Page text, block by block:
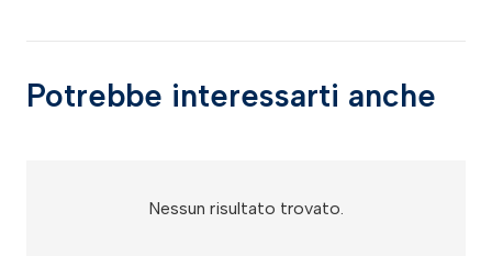
Potrebbe interessarti anche
Nessun risultato trovato.